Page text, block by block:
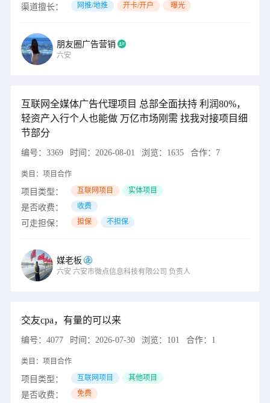
渠道擅长： 网推/地推 开卡/开户 曝光
朋友圈广告营销
六安
互联网全媒体广告代理项目 总部全面扶持 利润80%，
轻资产入行个人也能做 万亿市场刚需 找我对接项目细
节部分
编号： 3369 时间： 2026-08-01 浏览： 1635 合作： 7
类目： 项目合作
项目类型： 互联网项目 实体项目
是否收费： 收费
可走担保： 担保 不担保
媒老板
六安 六安市微点信息科技有限公司 负责人
交友cpa，有量的可以来
编号： 4077 时间： 2026-07-30 浏览： 101 合作： 1
类目： 项目合作
项目类型： 互联网项目 其他项目
是否收费： 免费